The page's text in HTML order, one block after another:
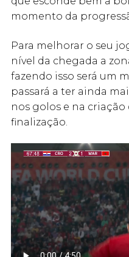
momento da
Para melhorar o seu
nível da chegada a
fazendo isso será um
passará a ter ainda
nos golos e na criação
finalização.